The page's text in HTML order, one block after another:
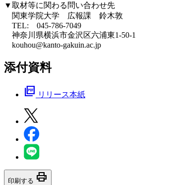
▼取材等に関わる問い合わせ先
関東学院大学 広報課 鈴木敦
TEL: 045-786-7049
神奈川県横浜市金沢区六浦東1-50-1
kouhou@kanto-gakuin.ac.jp
添付資料
picture_as_pdf リリース本紙
印刷する print